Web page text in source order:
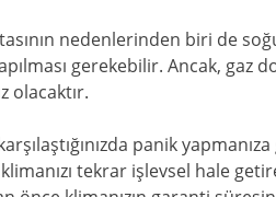
nedenlerinden biri de
gerekebilir. Ancak, gaz
olacaktır.
panik
tekrar işlevsel hale